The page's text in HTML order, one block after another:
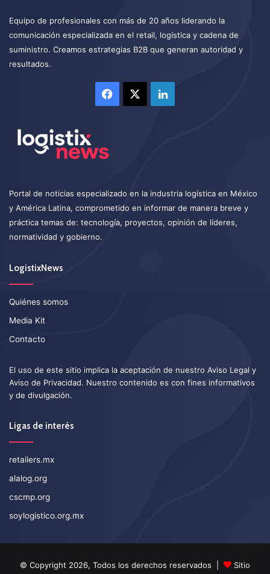
Equipo de profesionales con más de 20 años liderando la
comunicación especializada en el retail, logística y cadena de
suministro. Creamos estrategias B2B que generan autoridad y
resultados.
Facebook LinkedIn
Portal de noticias especializado en la industria logística en México
y América Latina, comprometido en informar de manera breve y
práctica temas de: tecnología, proyectos, opinión de líderes,
normatividad y gobierno.
LogistixNews
Quiénes somos
Media Kit
Contacto
El uso de este sitio implica la aceptación de nuestro Aviso Legal y
Aviso de Privacidad. Nuestro contenido es con fines informativos
y de divulgación.
Ligas de interés
retailers.mx
alalog.org
cscmp.org
soylogistico.org.mx
© Copyright 2026, Todos los derechos reservados | Sitio